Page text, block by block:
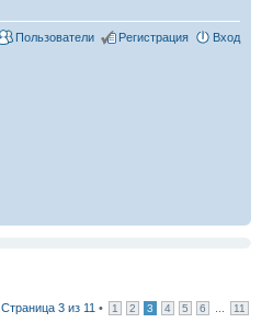
Пользователи Регистрация Вход
Страница 3 из 11 • 1 2 3 4 5 6 11